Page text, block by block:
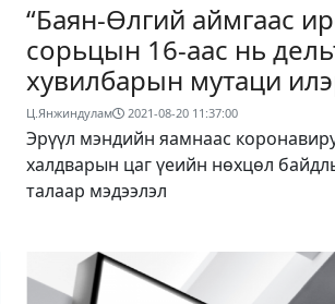
“Баян-Өлгий аймгаас
сорьцын 16-аас нь
хувилбарын мутаци
Ц.Янжиндулам 2021-08-20 11:37:00
Эрүүл мэндийн яамнаас
халдварын цаг үеийн нөхцөл
талаар мэдээлэл